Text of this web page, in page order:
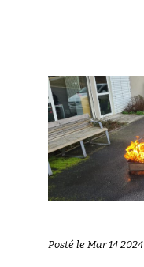
Posté le Mar 14 2024